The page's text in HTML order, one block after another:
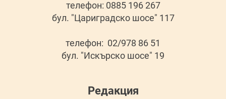
телефон: 0885 196 267
бул. "Цариградско шосе" 117
телефон: 02/978 86 51
бул. "Искърско шосе" 19
Редакция